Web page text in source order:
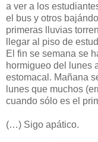
a ver a los
el bus y otros
primeras lluvias
llegar al piso de
El fin se semana se
hormigueo del lunes
estomacal. Mañana
lunes que muchos
cuando sólo es el
(…) Sigo apático.